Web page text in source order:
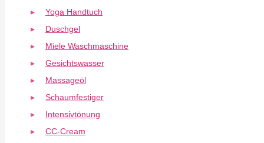
Yoga Handtuch
Duschgel
Miele Waschmaschine
Gesichtswasser
Massageöl
Schaumfestiger
Intensivtönung
CC-Cream